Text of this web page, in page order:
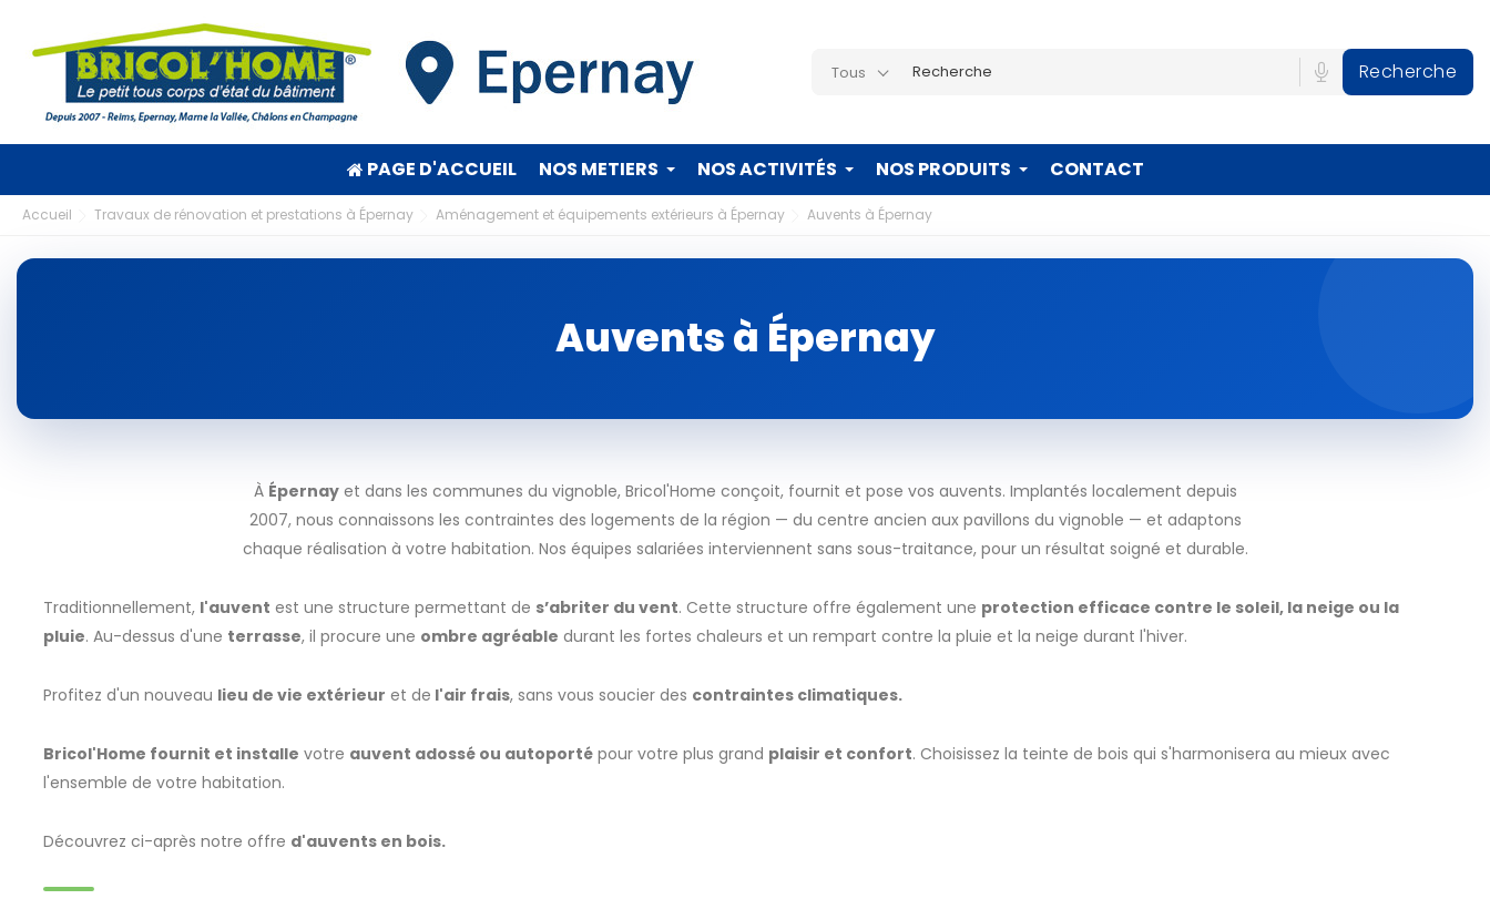
Tous Recherche
PAGE D'ACCUEIL NOS METIERS NOS ACTIVITÉS NOS PRODUITS CONTACT
Accueil Travaux de rénovation et prestations à Épernay Aménagement et équipements extérieurs à Épernay Auvents à Épernay
Auvents à Épernay
À Épernayet dans les communes du vignoble, Bricol'Home conçoit, fournit et pose vos auvents. Implantés localement depuis
2007, nous connaissons les contraintes des logements de la région — du centre ancien aux pavillons du vignoble — et adaptons
chaque réalisation à votre habitation. Nos équipes salariées interviennent sans sous-traitance, pour un résultat soigné et durable.
Traditionnellement, l'auvent est une structure permettant de s’abriter du vent. Cette structure offre également une protection efficace contre le soleil, la neige ou la
pluie. Au-dessus d'une terrasse, il procure une ombre agréable durant les fortes chaleurs et un rempart contre la pluie et la neige durant l'hiver.
Profitez d'un nouveau lieu de vie extérieur et de l'air frais, sans vous soucier des contraintes climatiques.
Bricol'Home fournit et installe votre auvent adossé ou autoporté pour votre plus grand plaisir et confort. Choisissez la teinte de bois qui s'harmonisera au mieux avec
l'ensemble de votre habitation.
Découvrez ci-après notre offre d'auvents en bois.